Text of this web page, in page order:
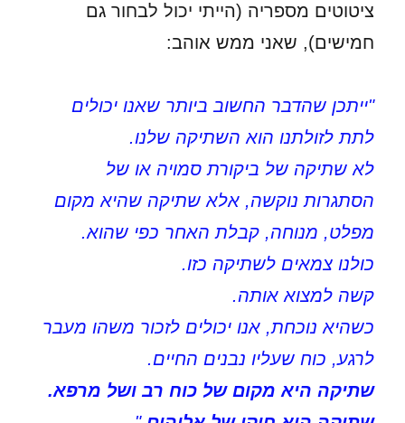
ציטוטים מספריה (הייתי יכול לבחור גם
חמישים), שאני ממש אוהב:
"ייתכן שהדבר החשוב ביותר שאנו יכולים
לתת לזולתנו הוא השתיקה שלנו.
לא שתיקה של ביקורת סמויה או של
הסתגרות נוקשה, אלא שתיקה שהיא מקום
מפלט, מנוחה, קבלת האחר כפי שהוא.
כולנו צמאים לשתיקה כזו.
קשה למצוא אותה.
כשהיא נוכחת, אנו יכולים לזכור משהו מעבר
לרגע, כוח שעליו נבנים החיים.
שתיקה היא מקום של כוח רב ושל מרפא.